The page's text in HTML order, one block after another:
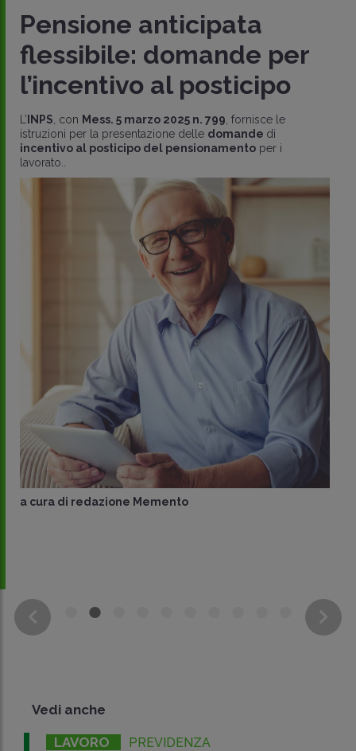
Pensione anticipata
flessibile: domande per
l’incentivo al posticipo
L’ INPS , con Mess. 5 marzo 2025 n. 799 , fornisce le
istruzioni per la presentazione delle domande di
incentivo al posticipo del pensionamento per i
lavorato..
a cura di redazione Memento
Vedi anche
LAVORO PREVIDENZA